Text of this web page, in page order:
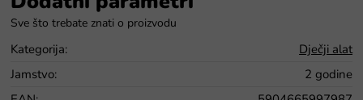
Kategorija:
Dječji alat
Jamstvo:
2 godine